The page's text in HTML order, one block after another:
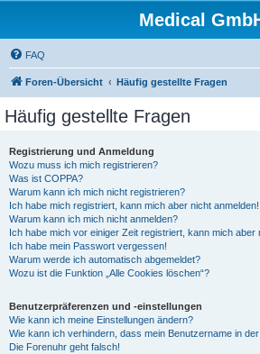
Medical
FAQ
Foren-Übersicht Häufig gestellte Fragen
Häufig gestellte Fragen
Registrierung und Anmeldung
Wozu muss ich mich registrieren?
Was ist COPPA?
Warum kann ich mich nicht registrieren?
Ich habe mich registriert, kann mich aber nicht anmelden!
Warum kann ich mich nicht anmelden?
Ich habe mich vor einiger Zeit registriert, kann mich aber
Ich habe mein Passwort vergessen!
Warum werde ich automatisch abgemeldet?
Wozu ist die Funktion „Alle Cookies löschen“?
Benutzerpräferenzen und -einstellungen
Wie kann ich meine Einstellungen ändern?
Wie kann ich verhindern, dass mein Benutzername in
Die Forenuhr geht falsch!